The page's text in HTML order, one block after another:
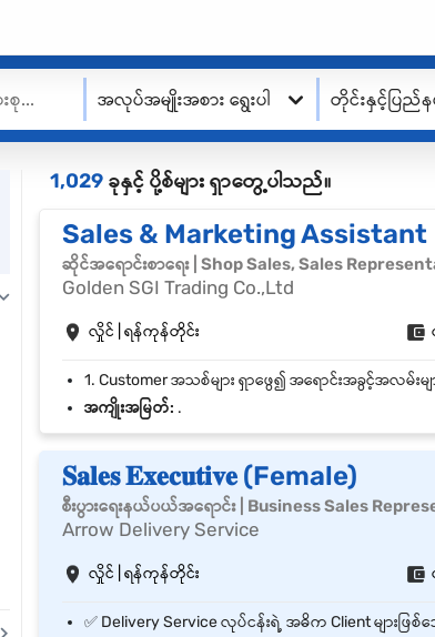
အလုပ်အမျိုးအစား ရွေးပါ တိုင်းနှင့်ပြည်
1,029 ခုနှင့် ပို့စ်များ ရှာတွေ့ပါသည်။
Sales & Marketing Assistant
ဆိုင်အရောင်းစာရေး | Shop Sales, Sales
Golden SGI Trading Co.,Ltd
လှိုင် | ရန်ကုန်တိုင်း
အကျိုးအမြတ်: .
𝐒𝐚𝐥𝐞𝐬 𝐄𝐱𝐞𝐜𝐮𝐭𝐢𝐯𝐞 (Female)
စီးပွားရေးနယ်ပယ်အရောင်း | Business Sales
Arrow Delivery Service
လှိုင် | ရန်ကုန်တိုင်း